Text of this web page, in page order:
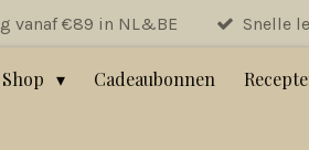
vanaf €89 in NL&BE Snelle
Shop Cadeaubonnen